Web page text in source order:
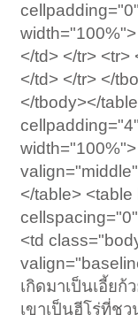
</td> </tr> <tr>
</td> </tr> </
</tbody></
</table>
<td
เกิดมาเป็นเอี้ย
เขาเป็นฮีโร่ที่ช